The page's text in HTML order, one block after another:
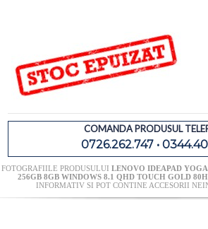
COMANDA PRODUSUL
0726.262.747 •
FOTOGRAFIILE PRODUSULUI LENOVO IDEAPAD
256GB 8GB WINDOWS 8.1 QHD TOUCH GOLD
INFORMATIV SI POT CONTINE ACCESORII